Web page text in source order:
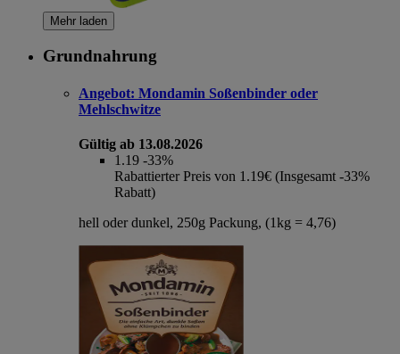
Mehr laden
Grundnahrung
Angebot: Mondamin Soßenbinder oder
Mehlschwitze
Gültig ab 13.08.2026
1.19 -33%
Rabattierter Preis von 1.19€ (Insgesamt -33%
Rabatt)
hell oder dunkel, 250g Packung, (1kg = 4,76)